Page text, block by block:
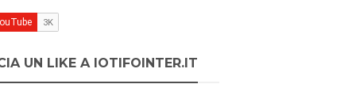
UN LIKE A IOTIFOINTER.IT